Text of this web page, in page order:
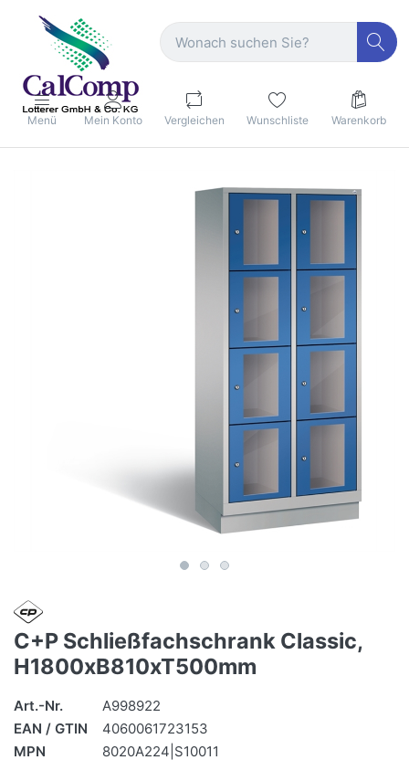
Menü Mein Konto Vergleichen Wunschliste Warenkorb
C+P Schließfachschrank Classic,
H1800xB810xT500mm
Art.-Nr.
A998922
EAN / GTIN
4060061723153
MPN
8020A224|S10011